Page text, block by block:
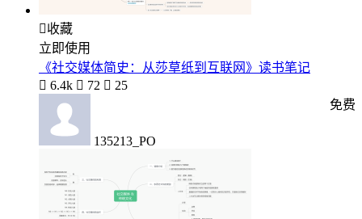
收藏
立即使用
《社交媒体简史：从莎草纸到互联网》读书笔记
 6.4k  72  25
135213_PO
免费